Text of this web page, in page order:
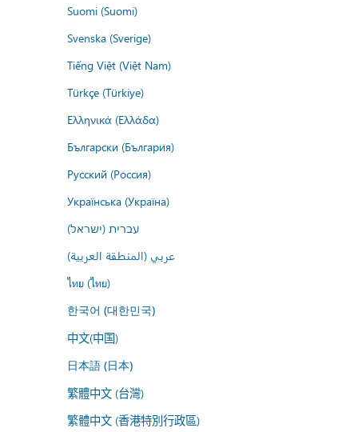
Suomi (Suomi)
Svenska (Sverige)
Tiếng Việt (Việt Nam)
Türkçe (Türkiye)
Ελληνικά (Ελλάδα)
Български (България)
Русский (Россия)
Українська (Україна)
עברית (ישראל)
عربي (المنطقة العربية)
ไทย (ไทย)
한국어 (대한민국)
中文(中国)
日本語 (日本)
繁體中文 (台灣)
繁體中文 (香港特別行政區)